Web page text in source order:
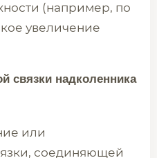
(например, по
увеличение
связки надколенника
или
соединяющей